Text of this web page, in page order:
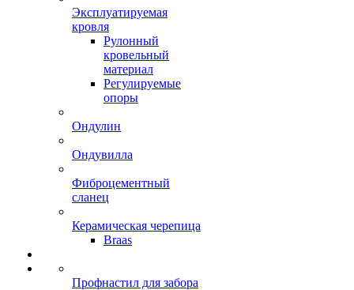
Эксплуатируемая
кровля
Рулонный
кровельный
материал
Регулируемые
опоры
Ондулин
Ондувилла
Фиброцементный
сланец
Керамическая черепица
Braas
Профнастил для забора